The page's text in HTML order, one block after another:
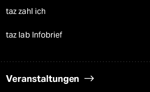
taz zahl ich
taz lab Infobrief
Veranstaltungen